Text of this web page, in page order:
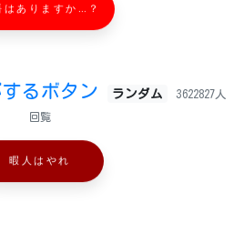
はありますか…？
るボタン ランダム 3622827人
回覧
暇人はやれ